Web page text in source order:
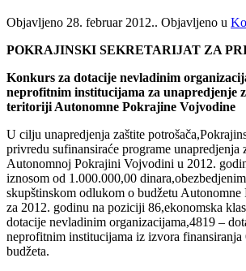
Objavljeno 28. februar 2012.. Objavljeno u
POKRAJINSKI SEKRETARIJAT ZA
Konkurs za dotacije nevladinim
neprofitnim institucijama za unapredjenje
teritoriji Autonomne Pokrajine Vojvodine
U cilju unapredjenja zaštite
privredu sufinansiraće programe unapredjenja
Autonomnoj Pokrajini Vojvodini u 2012.
iznosom od 1.000.000,00
skupštinskom odlukom o budžetu
za 2012. godinu na poziciji 86,ekonomska
dotacije nevladinim organizacijama,4819 –
neprofitnim institucijama iz izvora
budžeta.